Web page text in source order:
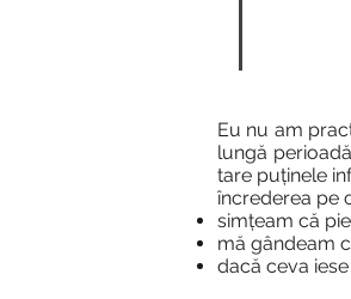
Eu nu am
lungă
tare puținele
încrederea pe
simțeam că
mă gândeam
dacă ceva